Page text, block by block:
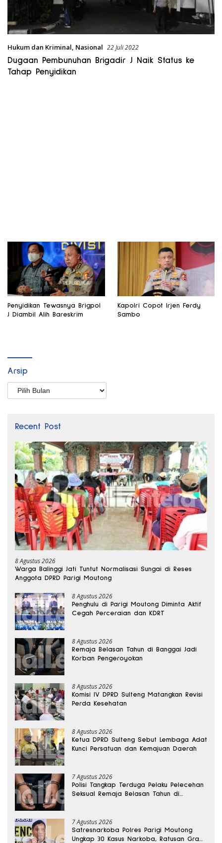
Hukum dan Kriminal, Nasional 22 Juli 2022
Dugaan Pembunuhan Brigadir J Naik Status ke
Tahap Penyidikan
Penyidikan Tewasnya Brigpol
J Diambil Alih Bareskrim
Kapolri Copot Irjen Ferdy
Sambo
Arsip
Arsip
Recent Post
8 Agustus 2026
Warga Balinggi Jati Tuntut Normalisasi Sungai di Reses
Anggota DPRD Parigi Moutong
8 Agustus 2026
Penghulu di Parigi Moutong Diminta Aktif
Cegah Perceraian dan KDRT
8 Agustus 2026
Remaja Belasan Tahun di Banggai Jadi
Korban Pengeroyokan
8 Agustus 2026
Komisi IV DPRD Sulteng Matangkan Revisi
Perda Kesehatan
8 Agustus 2026
Ketua DPRD Sulteng Sebut Lembaga Adat
Kunci Persatuan dan Kemajuan Daerah
7 Agustus 2026
Polisi Tangkap Terduga Pelaku Pelecehan
Seksual Remaja Belasan Tahun di
7 Agustus 2026
Satresnarkoba Polres Parigi Moutong
Ungkap 30 Kasus Narkoba, Ratusan Gram